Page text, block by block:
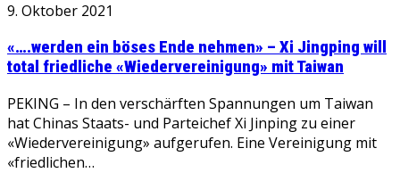
9. Oktober 2021
«….werden ein böses Ende nehmen» – Xi Jingping will
total friedliche «Wiedervereinigung» mit Taiwan
PEKING – In den verschärften Spannungen um Taiwan
hat Chinas Staats- und Parteichef Xi Jinping zu einer
«Wiedervereinigung» aufgerufen. Eine Vereinigung mit
«friedlichen…